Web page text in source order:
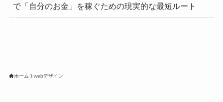
で「自分のお金」を稼ぐための現実的な最短ルート
ホーム webデザイン